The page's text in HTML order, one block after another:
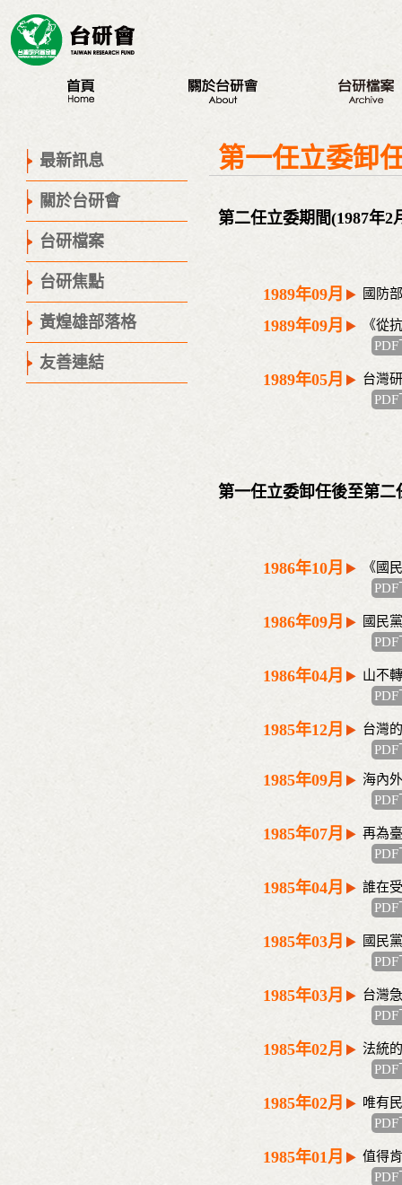
董事會
台研會週年活動
蔣渭水紀念活動
座談會
出版品
最新訊息
關於台研會
台研檔案
台研焦點
黃煌雄部落格
友善連結
第一任立委卸
第二任立委期間(1987年2
1989年09月 國防
1989年09月
《從
1989年05月
台灣
第一任立委卸任後至第二
1986年10月
《國
1986年09月
國民
1986年04月
山不
1985年12月
台灣
1985年09月
海內
1985年07月
再為
1985年04月
誰在
1985年03月
國民
1985年03月
台灣
1985年02月
法統
1985年02月
唯有
1985年01月
值得